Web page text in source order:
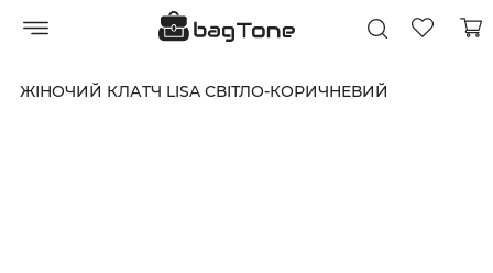
ЖІНОЧИЙ КЛАТЧ LISA СВІТЛО-КОРИЧНЕВИЙ